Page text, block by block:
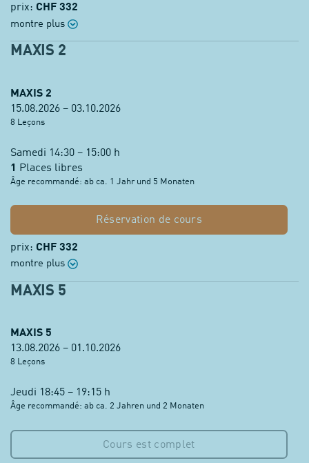
prix: CHF 332
montre plus
MAXIS 2
MAXIS 2
15.08.2026 – 03.10.2026
8 Leçons
Samedi 14:30 – 15:00 h
1
Places libres
Âge recommandé: ab ca. 1 Jahr und 5 Monaten
Réservation de cours
prix: CHF 332
montre plus
MAXIS 5
MAXIS 5
13.08.2026 – 01.10.2026
8 Leçons
Jeudi 18:45 – 19:15 h
Âge recommandé: ab ca. 2 Jahren und 2 Monaten
Cours est complet